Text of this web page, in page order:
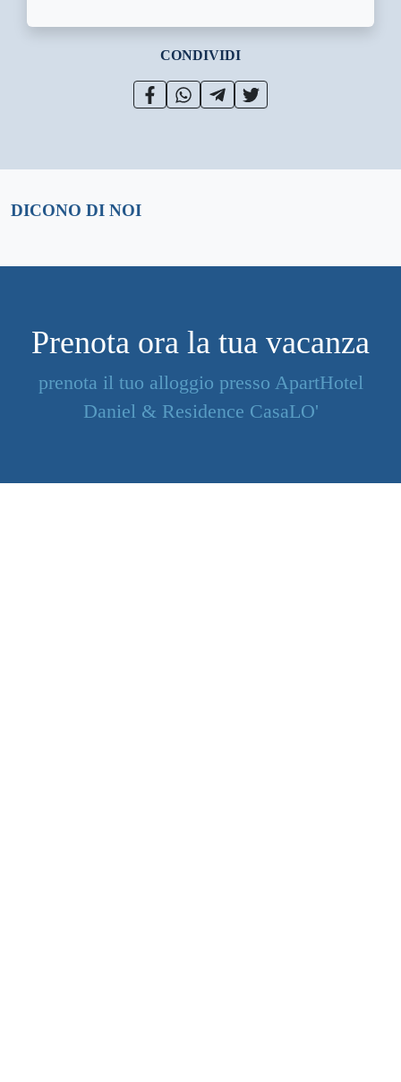
CONDIVIDI
DICONO DI NOI
Prenota ora la tua vacanza
prenota il tuo alloggio presso ApartHotel
Daniel & Residence CasaLO'